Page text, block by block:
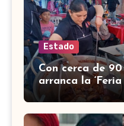
Estado
Con cerca de
arranca la
Carnitas 2026’